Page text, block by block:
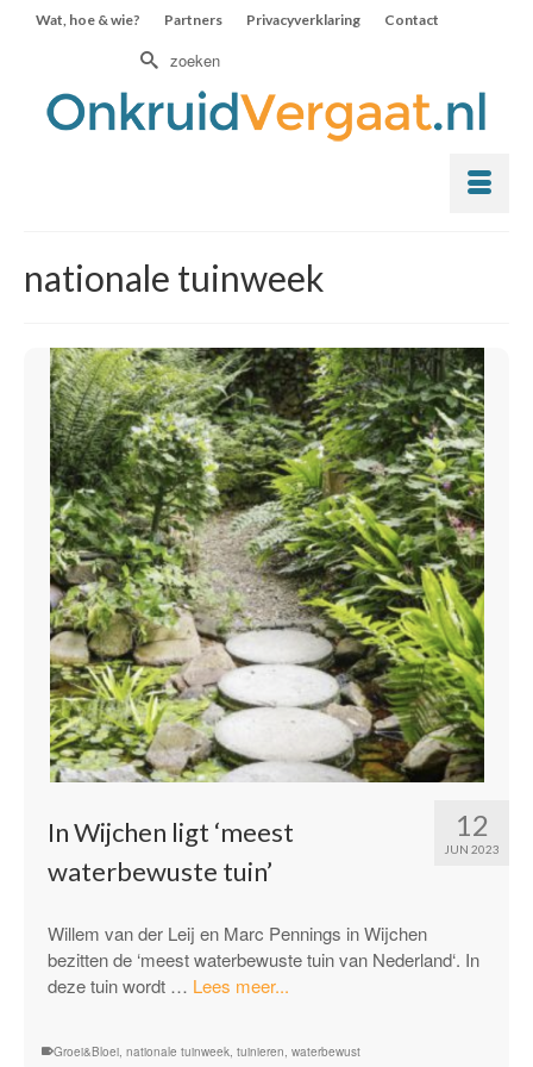
Wat, hoe & wie? Partners Privacyverklaring Contact
Zoek
nationale tuinweek
12
JUN 2023
In Wijchen ligt ‘meest
waterbewuste tuin’
Willem van der Leij en Marc Pennings in Wijchen
bezitten de ‘meest waterbewuste tuin van Nederland‘. In
deze tuin wordt … Lees meer...
Groei&Bloei, nationale tuinweek, tuinieren, waterbewust